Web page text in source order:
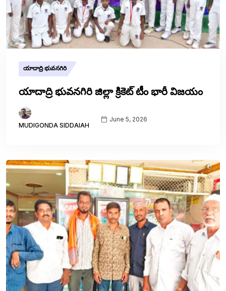
యాదాద్రి భువనగిరి
యాదాద్రి భువనగిరి జిల్లా క్రికెట్ టీం భారీ విజయం
MUDIGONDA SIDDAIAH
June 5, 2026